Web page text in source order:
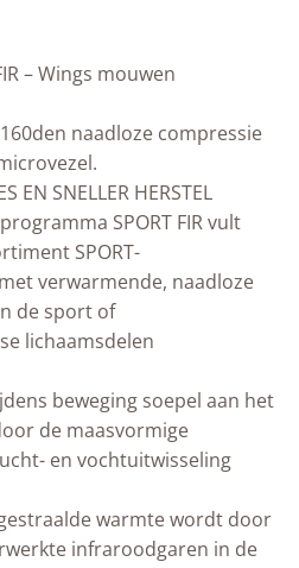
– Wings mouwen
naadloze compressie
EN SNELLER HERSTEL
SPORT FIR vult
SPORT-
verwarmende, naadloze
de sport of
lichaamsdelen
beweging soepel aan het
de maasvormige
en vochtuitwisseling
warmte wordt door
infraroodgaren in de